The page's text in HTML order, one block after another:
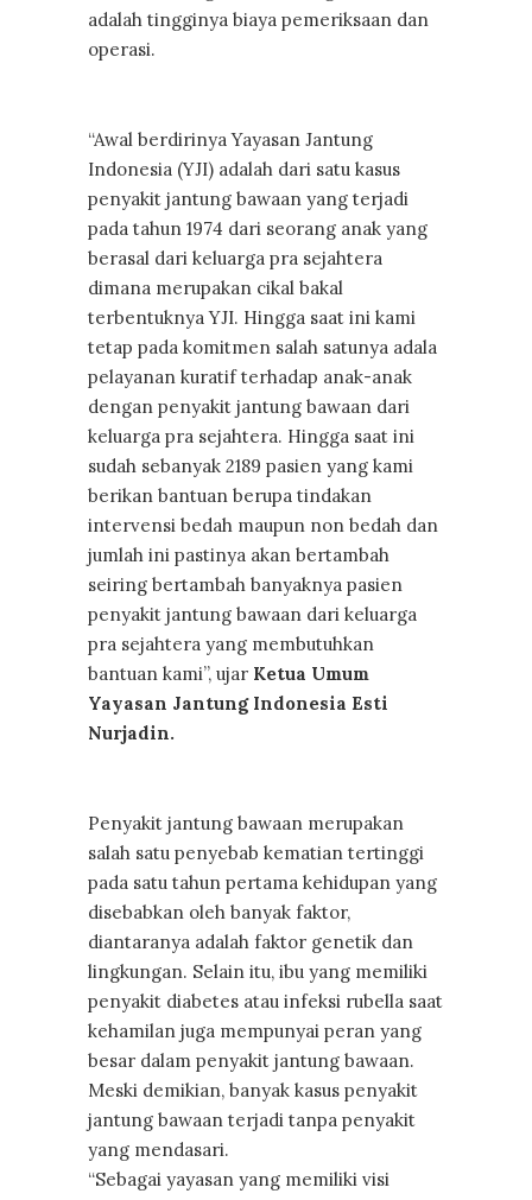
adalah tingginya biaya pemeriksaan dan
operasi.
“Awal berdirinya Yayasan Jantung
Indonesia (YJI) adalah dari satu kasus
penyakit jantung bawaan yang terjadi
pada tahun 1974 dari seorang anak yang
berasal dari keluarga pra sejahtera
dimana merupakan cikal bakal
terbentuknya YJI. Hingga saat ini kami
tetap pada komitmen salah satunya adala
pelayanan kuratif terhadap anak-anak
dengan penyakit jantung bawaan dari
keluarga pra sejahtera. Hingga saat ini
sudah sebanyak 2189 pasien yang kami
berikan bantuan berupa tindakan
intervensi bedah maupun non bedah dan
jumlah ini pastinya akan bertambah
seiring bertambah banyaknya pasien
penyakit jantung bawaan dari keluarga
pra sejahtera yang membutuhkan
bantuan kami”, ujar Ketua Umum
Yayasan Jantung Indonesia Esti
Nurjadin.
Penyakit jantung bawaan merupakan
salah satu penyebab kematian tertinggi
pada satu tahun pertama kehidupan yang
disebabkan oleh banyak faktor,
diantaranya adalah faktor genetik dan
lingkungan. Selain itu, ibu yang memiliki
penyakit diabetes atau infeksi rubella saat
kehamilan juga mempunyai peran yang
besar dalam penyakit jantung bawaan.
Meski demikian, banyak kasus penyakit
jantung bawaan terjadi tanpa penyakit
yang mendasari.
“Sebagai yayasan yang memiliki visi